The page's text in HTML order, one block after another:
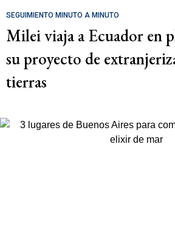
SEGUIMIENTO MINUTO A MINUTO
Milei viaja a Ecuador en
su proyecto de
tierras